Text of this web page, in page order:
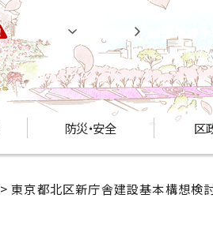
緊急情報 AIチャッ
防災・安全 区
>東京都北区新庁舎建設基本構想検